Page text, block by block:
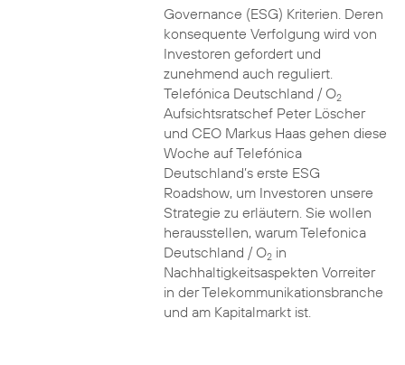
Governance (ESG) Kriterien. Deren
konsequente Verfolgung wird von
Investoren gefordert und
zunehmend auch reguliert.
Telefónica Deutschland / O2
Aufsichtsratschef Peter Löscher
und CEO Markus Haas gehen diese
Woche auf Telefónica
Deutschland’s erste ESG
Roadshow, um Investoren unsere
Strategie zu erläutern. Sie wollen
herausstellen, warum Telefonica
Deutschland / O2in
Nachhaltigkeitsaspekten Vorreiter
in der Telekommunikationsbranche
und am Kapitalmarkt ist.